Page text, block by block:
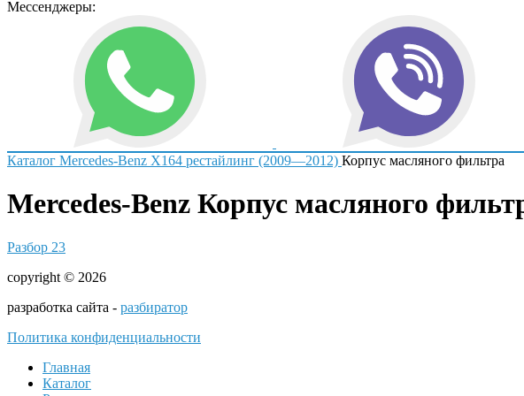
Мессенджеры:
Каталог Mercedes-Benz X164 рестайлинг (2009—2012) Корпус масляного фильтра
Mercedes-Benz Корпус масляного
Разбор 23
copyright © 2026
разработка сайта - разбиратор
Политика конфиденциальности
Главная
Каталог